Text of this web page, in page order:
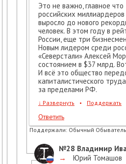
Это не важно, главное
российских
выросло до нового
человек. В этом году в
России, еще три
Новым лидером среди
«Северстали» Алексей
состоянием в $37 млрд.
И всё это общество
капиталистического
за пределами РФ.
↓ Развернуть • Поддержать
Ответить
Поддержали: Обычный Обыватель
№28 Владимир
→
Юрий Томашов